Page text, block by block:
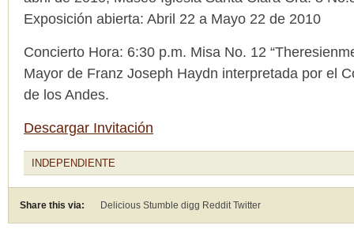
Exposición abierta: Abril 22 a Mayo 22 de 2010
Concierto Hora: 6:30 p.m. Misa No. 12
Mayor de Franz Joseph Haydn interpretada por el
de los Andes.
Descargar Invitación
INDEPENDIENTE
Share this via: Delicious Stumble digg RedditTwitter